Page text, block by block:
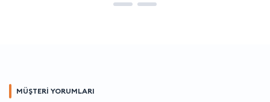
MÜŞTERİ YORUMLARI